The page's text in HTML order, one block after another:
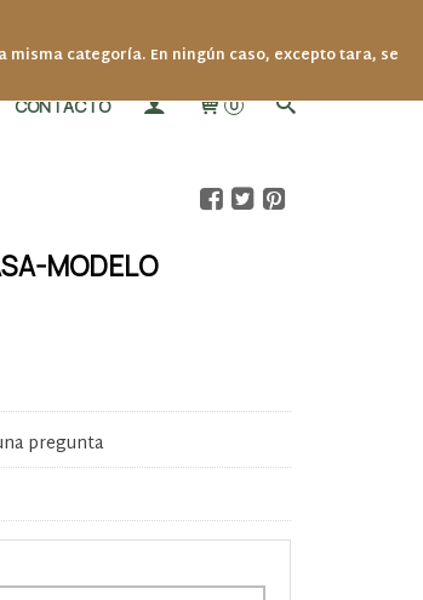
categoría. En ningún caso, excepto tara, se
CONTACTO 0
MODELO
pregunta